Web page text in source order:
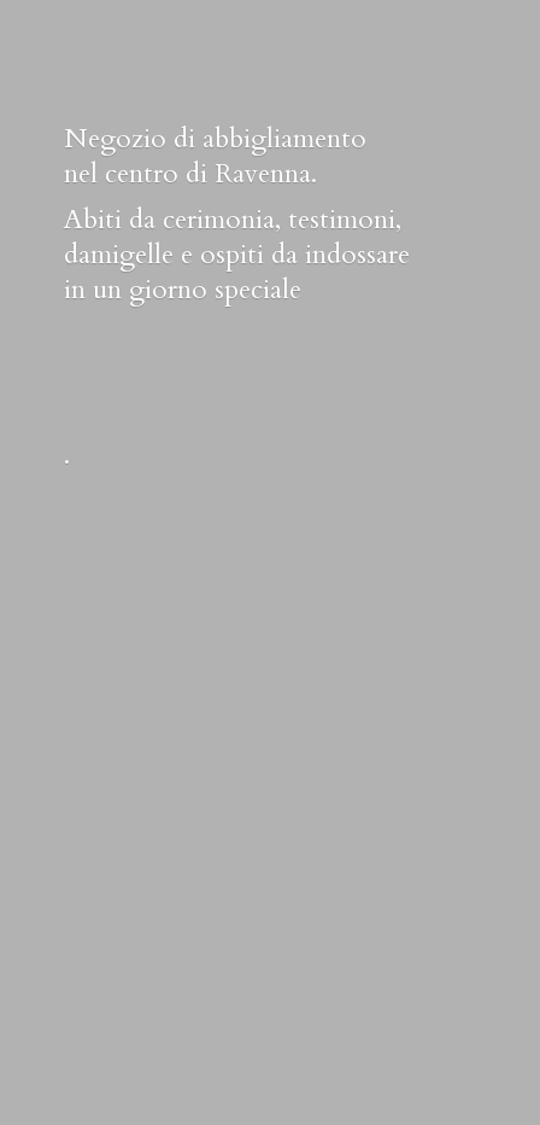
Negozio di abbigliamento
nel centro di Ravenna.
Abiti da cerimonia, testimoni,
damigelle e ospiti da indossare
in un giorno speciale
.